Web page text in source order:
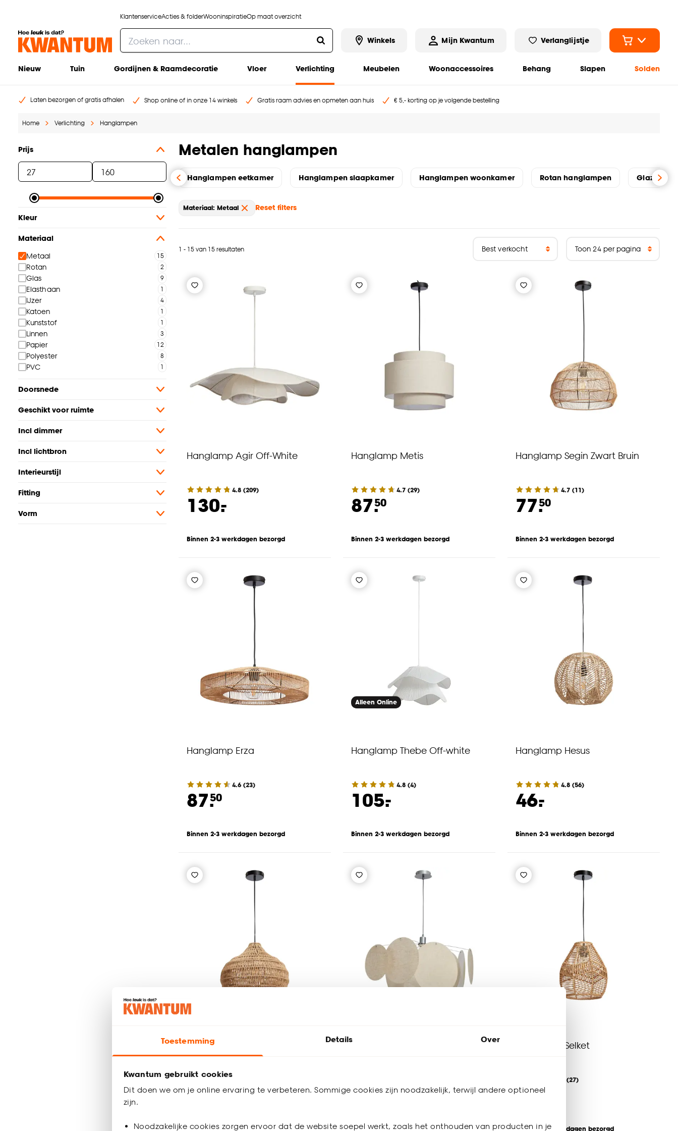
Toestemming Details Over
Kwantum gebruikt cookies
Dit doen we om je online ervaring te verbeteren. Sommige cookies zijn noodzakelijk, terwijl andere optioneel
zijn.
Noodzakelijke cookies zorgen ervoor dat de website soepel werkt, zoals het onthouden van producten in je
KlantenserviceActies & folderWooninspiratieOp maat overzicht
Winkels Mijn Kwantum Verlanglijstje
Nieuw Tuin Gordijnen & Raamdecoratie Vloer Verlichting Meubelen Woonaccessoires Behang Slapen Solden
Laten bezorgen of gratis afhalen Shop online of in onze 14 winkels Gratis raam advies en opmeten aan huis € 5,- korting op je volgende bestelling
Home Verlichting Hanglampen
Prijs
Kleur
Materiaal
Metaal
Rotan
Glas
Elasthaan
IJzer
Katoen
Kunststof
Linnen
Papier
Polyester
PVC
Doorsnede
Geschikt voor ruimte
Incl dimmer
Incl lichtbron
Interieurstijl
Fitting
Vorm
Metalen hanglampen
Hanglampen eetkamer Hanglampen slaapkamer Hanglampen woonkamer Rotan hanglampen Glazen
Materiaal: Metaal Reset filters
1 - 15 van 15 resultaten
Hanglamp Agir Off-White
4.8 (209)
130.
-
Binnen 2-3 werkdagen bezorgd
Hanglamp Metis
4.7 (29)
87.50
Binnen 2-3 werkdagen bezorgd
Hanglamp Segin Zwart Bruin
4.7 (11)
77.50
Binnen 2-3 werkdagen bezorgd
Hanglamp Erza
4.6 (23)
87.50
Binnen 2-3 werkdagen bezorgd
Alleen Online
Hanglamp Thebe Off-white
4.8 (4)
105.
-
Binnen 2-3 werkdagen bezorgd
Hanglamp Hesus
4.8 (56)
46.
-
Binnen 2-3 werkdagen bezorgd
Hanglamp Trimu
69.
-
Binnen 2-3 werkdagen bezorgd
Hanglamp Heli Off-White
105.
-
Binnen 2-3 werkdagen bezorgd
Hanglamp Selket
(27)
43.
-
Binnen 2-3 werkdagen bezorgd